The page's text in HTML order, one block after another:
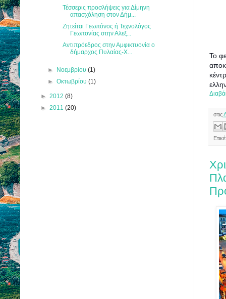
Το
στις
Τέσσερις προσλήψεις για Δίμηνη
απασχόληση στον Δήμ...
Ζητείται Γεωπόνος ή Τεχνολόγος
Γεωπονίας στην Αλεξ...
Αντιπρόεδρος στην Αμφικτυονία ο
δήμαρχος Πυλαίας-Χ...
► Νοεμβρίου(1)
►Οκτωβρίου(1)
► 2012 (8)
► 2011 (20)